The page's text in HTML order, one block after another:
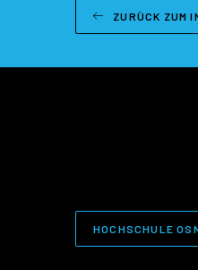
ZURÜCK ZUM
HOCHSCHULE